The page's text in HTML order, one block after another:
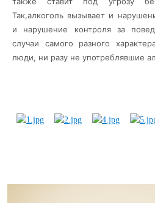
Так,алкоголь вызывает и
и нарушение контроля за
случаи самого разного
люди, ни разу не употреблявшие